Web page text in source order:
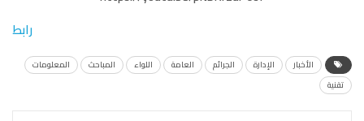
رابط
الأخبار الإدارة الجرائم العامة اللواء المباحث
المعلومات
تقنية